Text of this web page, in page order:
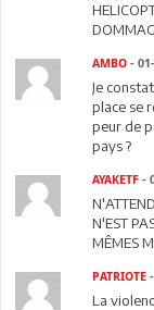
AMBO -
Je
place se
peur de
pays ?
AYAKETF -
N'EST
MÊMES
PATRIOTE
La